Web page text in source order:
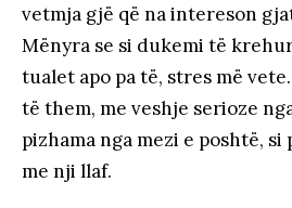
vetmja gjë që na intereson
Mënyra se si dukemi të
tualet apo pa të, stres më
të them, me veshje serioze
pizhama nga mezi e poshtë,
me nji llaf.